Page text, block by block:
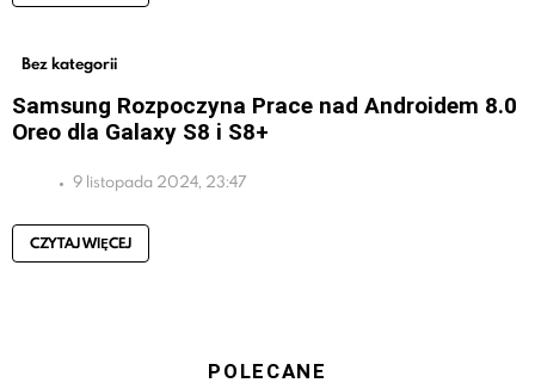
Bez kategorii
Samsung Rozpoczyna Prace nad Androidem 8.0
Oreo dla Galaxy S8 i S8+
9 listopada 2024, 23:47
CZYTAJ WIĘCEJ
POLECANE